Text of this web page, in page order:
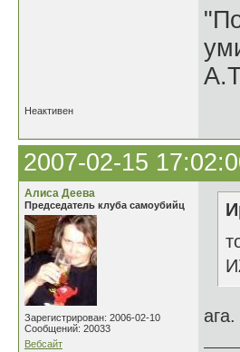
Неактивен
2007-02-15
Алиса Деева
Председатель клуба самоубийц
Зарегистрирован: 2006-02-10
Сообщений: 20033
Вебсайт